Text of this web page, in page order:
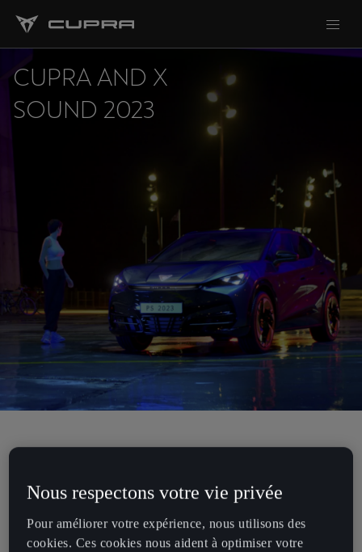
CUPRA AND X
SOUND 2023
Notre collaboration avec le principal festival d'Europe, Primavera
nouvelle année d'opportunités passionnantes.
La prochaine édition réunira les derniers et meilleurs talents
musicaux, non seulement à Barcelone, mais pour la toute première
Nous respectons votre vie privée
Pour améliorer votre expérience, nous utilisons des
cookies. Ces cookies nous aident à optimiser votre